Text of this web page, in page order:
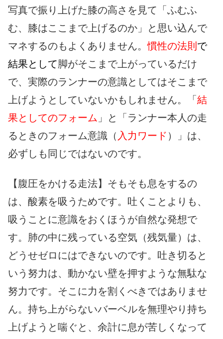
写真で振り上げた膝の高さを見て「ふむふ
む、膝はここまで上げるのか」と思い込んで
マネするのもよくありません。慣性の法則 で
結果として脚がそこまで上がっているだけ
で、実際のランナーの意識としてはそこまで
上げようとしていないかもしれません。「 結
果としてのフォーム 」と「ランナー本人の走
るときのフォーム意識（ 入力ワード ）」は、
必ずしも同じではないのです。
【腹圧をかける走法】そもそも息をするの
は、酸素を吸うためです。吐くことよりも、
吸うことに意識をおくほうが自然な発想で
す。肺の中に残っている空気（残気量）は、
どうせゼロにはできないのです。吐き切ると
いう努力は、動かない壁を押すような無駄な
努力です。そこに力を割くべきではありませ
ん。持ち上がらないバーベルを無理やり持ち
上げようと喘ぐと、余計に息が苦しくなって